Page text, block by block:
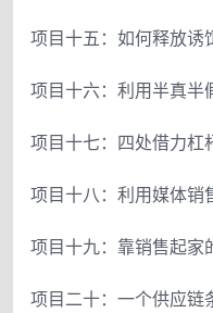
项目十五：如何释放诱
项目十六：利用半真
项目十七：四处借力杠
项目十八：利用媒体销
项目十九：靠销售起家
项目二十：一个供应